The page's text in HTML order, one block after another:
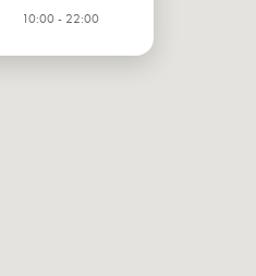
10:00 - 22:00